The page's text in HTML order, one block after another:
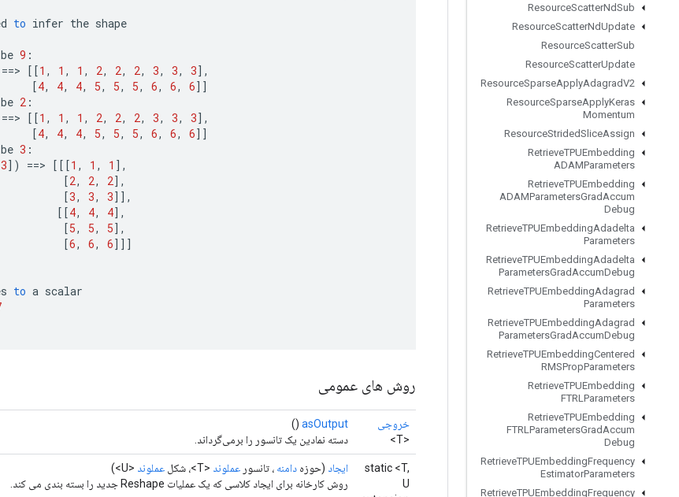
ResourceScatterNdSub
ResourceScatterNdUpdate
ResourceScatterSub
ResourceScatterUpdate
ResourceSparseApplyAdagradV2
ResourceSparseApplyKeras
Momentum
ResourceStridedSliceAssign
RetrieveTPUEmbedding
ADAMParameters
RetrieveTPUEmbedding
ADAMParametersGradAccum
Debug
RetrieveTPUEmbeddingAdadelta
Parameters
RetrieveTPUEmbeddingAdadelta
ParametersGradAccumDebug
RetrieveTPUEmbeddingAdagrad
Parameters
RetrieveTPUEmbeddingAdagrad
ParametersGradAccumDebug
RetrieveTPUEmbeddingCentered
RMSPropParameters
RetrieveTPUEmbedding
FTRLParameters
RetrieveTPUEmbedding
FTRLParametersGradAccum
Debug
RetrieveTPUEmbeddingFrequency
EstimatorParameters
RetrieveTPUEmbeddingFrequency
to infer the shape
be 9 :
==> [[1 , 1 , 1 , 2, 2, 2, 3, 3, 3] ,
[4, 4, 4, 5, 5, 5, 6, 6, 6]]
be 2 :
==> [[1 , 1 , 1 , 2, 2, 2, 3, 3, 3] ,
[4, 4, 4, 5, 5, 5, 6, 6, 6]]
be 3 :
3] ) ==> [[[1 , 1 , 1 ] ,
[2, 2, 2] ,
[3, 3, 3]] ,
[[4, 4, 4] ,
[5, 5, 5] ,
[6, 6, 6]]]
to a scalar
روش های عمومی
خروجی
<T>
asOutput
()
دسته نمادین یک تانسور را برمی‌گرداند.
static <T,
U
ایجاد (حوزه دامنه ، تانسور عملوند <T>، شکل عملوند <U>)
روش کارخانه برای ایجاد کلاسی که یک عملیات Reshape جدید را بسته بندی می کند.